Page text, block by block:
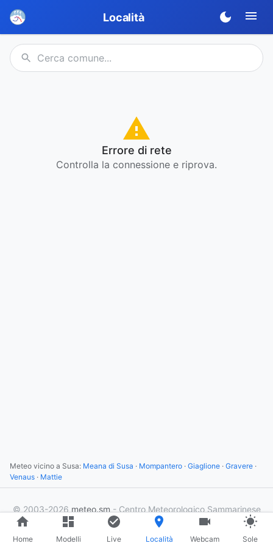
Località
Errore di rete
Controlla la connessione e riprova.
Meteo vicino a Susa: Meana di Susa · Mompantero · Giaglione · Gravere ·
Venaus · Mattie
© 2003-2026 meteo.sm - Centro Meteorologico Sammarinese
2utenti online ×
Home Modelli Live Località Webcam Sole